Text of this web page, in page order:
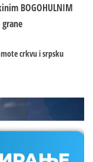
BOGOHULNIM
crkvu i srpsku